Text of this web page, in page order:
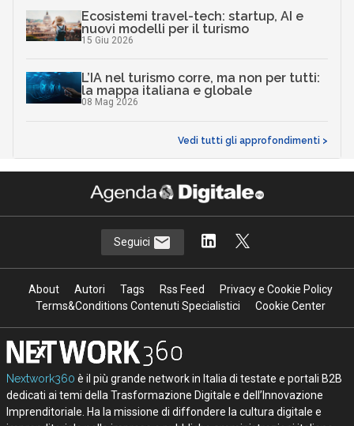
Ecosistemi travel-tech: startup, AI e
nuovi modelli per il turismo
15 Giu 2026
L’IA nel turismo corre, ma non per tutti:
la mappa italiana e globale
08 Mag 2026
Vedi tutti gli approfondimenti >
Seguici
About Autori Tags Rss Feed
Privacy e Cookie Policy
Terms&Conditions Contenuti Specialistici
Cookie Center
Nextwork360 è il più grande network in Italia di testate e portali B2B
dedicati ai temi della Trasformazione Digitale e dell’Innovazione
Imprenditoriale. Ha la missione di diffondere la cultura digitale e